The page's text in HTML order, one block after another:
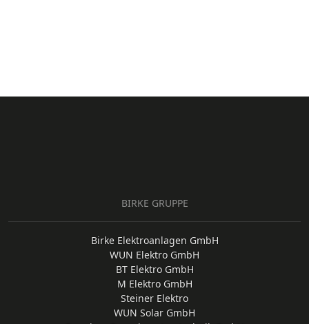
BIRKE GRUPPE
Birke Elektroanlagen GmbH
WUN Elektro GmbH
BT Elektro GmbH
M Elektro GmbH
Steiner Elektro
WUN Solar GmbH